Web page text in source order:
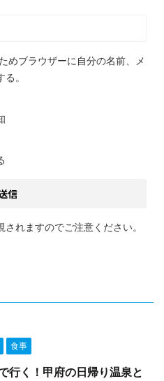
めブラウザーに自分の名前、メ
。
れますのでご注意ください。
食事
行く！甲府の日帰り温泉と